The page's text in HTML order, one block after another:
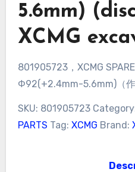
5.6mm)
XCMG
801905723，XCMG
Φ92(+2.4mm-5.6mm)（作
SKU: 801905723
PARTS Tag: XCMG Brand: